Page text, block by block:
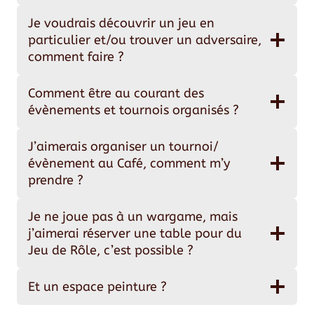
Je voudrais découvrir un jeu en
particulier et/ou trouver un adversaire,
comment faire ?
Comment être au courant des
évènements et tournois organisés ?
J’aimerais organiser un tournoi/
évènement au Café, comment m’y
prendre ?
Je ne joue pas à un wargame, mais
j’aimerai réserver une table pour du
Jeu de Rôle, c’est possible ?
Et un espace peinture ?